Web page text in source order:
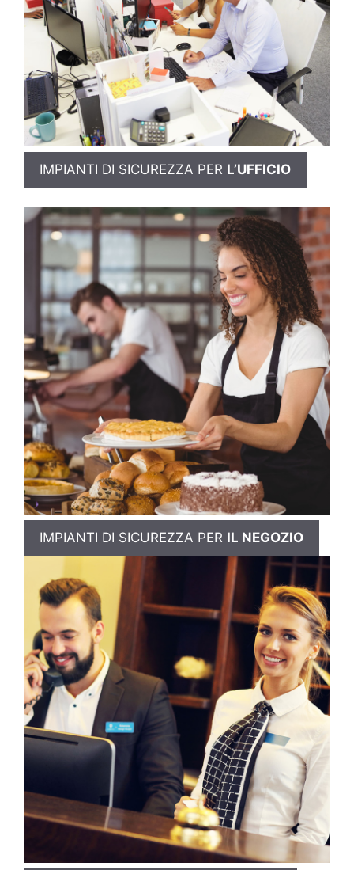
IMPIANTI DI SICUREZZA PER L’UFFICIO
IMPIANTI DI SICUREZZA PER IL NEGOZIO